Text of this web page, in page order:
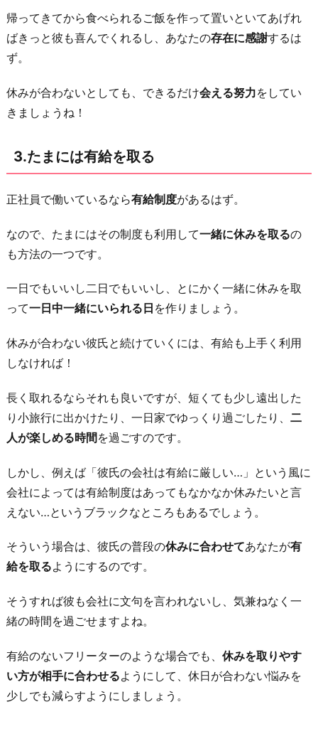
の
付
い
方
受
け
入
る
6.
婚
を
前
提
同
棲
す
お
わ
り
帰ってきてから食べられるご飯を作って置いといてあげれ
ばきっと彼も喜んでくれるし、あなたの存在に感謝するは
ず。
休みが合わないとしても、できるだけ会える努力をしてい
きましょうね！
3.たまには有給を取る
正社員で働いているなら有給制度があるはず。
なので、たまにはその制度も利用して一緒に休みを取るの
も方法の一つです。
一日でもいいし二日でもいいし、とにかく一緒に休みを取
って一日中一緒にいられる日 を作りましょう。
休みが合わない彼氏と続けていくには、有給も上手く利用
しなければ！
長く取れるならそれも良いですが、短くても少し遠出した
り小旅行に出かけたり、一日家でゆっくり過ごしたり、 二
人が楽しめる時間を過ごすのです。
しかし、例えば「彼氏の会社は有給に厳しい…」という風に
会社によっては有給制度はあってもなかなか休みたいと言
えない…というブラックなところもあるでしょう。
そういう場合は、彼氏の普段の休みに合わせてあなたが有
給を取るようにするのです。
そうすれば彼も会社に文句を言われないし、気兼ねなく一
緒の時間を過ごせますよね。
有給のないフリーターのような場合でも、 休みを取りやす
い方が相手に合わせるようにして、休日が合わない悩みを
少しでも減らすようにしましょう。